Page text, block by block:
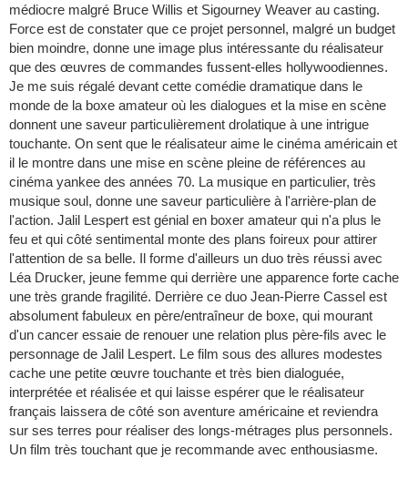
médiocre malgré Bruce Willis et Sigourney Weaver au casting.
Force est de constater que ce projet personnel, malgré un budget
bien moindre, donne une image plus intéressante du réalisateur
que des œuvres de commandes fussent-elles hollywoodiennes.
Je me suis régalé devant cette comédie dramatique dans le
monde de la boxe amateur où les dialogues et la mise en scène
donnent une saveur particulièrement drolatique à une intrigue
touchante. On sent que le réalisateur aime le cinéma américain et
il le montre dans une mise en scène pleine de références au
cinéma yankee des années 70. La musique en particulier, très
musique soul, donne une saveur particulière à l'arrière-plan de
l'action. Jalil Lespert est génial en boxer amateur qui n'a plus le
feu et qui côté sentimental monte des plans foireux pour attirer
l'attention de sa belle. Il forme d'ailleurs un duo très réussi avec
Léa Drucker, jeune femme qui derrière une apparence forte cache
une très grande fragilité. Derrière ce duo Jean-Pierre Cassel est
absolument fabuleux en père/entraîneur de boxe, qui mourant
d'un cancer essaie de renouer une relation plus père-fils avec le
personnage de Jalil Lespert. Le film sous des allures modestes
cache une petite œuvre touchante et très bien dialoguée,
interprétée et réalisée et qui laisse espérer que le réalisateur
français laissera de côté son aventure américaine et reviendra
sur ses terres pour réaliser des longs-métrages plus personnels.
Un film très touchant que je recommande avec enthousiasme.